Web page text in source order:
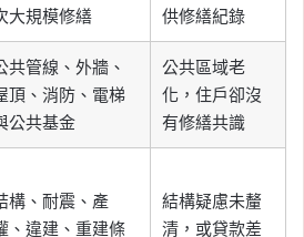
大規模修繕
供修繕紀錄
共管線、外牆、
頂、消防、電梯
公共基金
公共區域老
化，住戶卻沒
有修繕共識
構、耐震、產
、違建、重建條
結構疑慮未釐
清，或貸款差